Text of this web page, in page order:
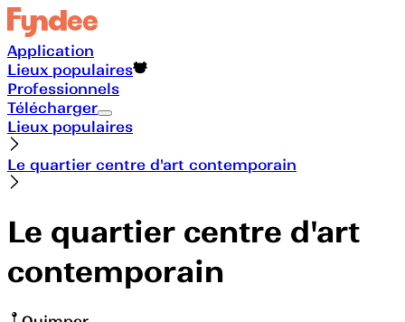
Application
Lieux populaires
Professionnels
Télécharger
Lieux populaires
Le quartier centre d'art contemporain
Le quartier centre d'art
contemporain